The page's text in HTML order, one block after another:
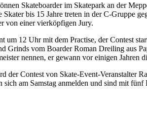
Skateboarder im Skatepark an der
Skater bis 15 Jahre treten in der C-Gruppe
von einer vierköpfigen Jury.
um 12 Uhr mit dem Practise, der Contest
Grinds vom Boarder Roman Dreiling aus
nennen, er gewann vor einigen Jahren
der Contest von Skate-Event-Veranstalter
sich am Samstag anmelden und sind mit fünf